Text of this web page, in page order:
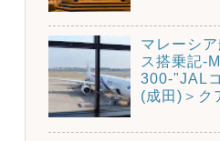
マレーシ
ス搭乗記-
300-"JAL
(成田)＞ク